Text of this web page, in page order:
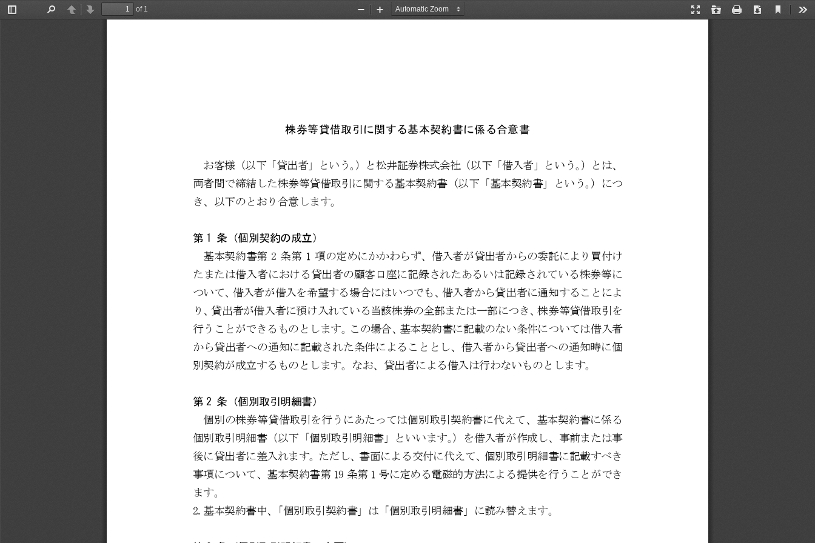
Toggle
PreviousNext
of 1
Presentation
Open Print Download
Current
Zoom
Zoom
株券等貸借取引に関する基本契約書に係る合意書
お客様（以下「貸出者」という。）と 松井証券株式会社（以下「借入者」という。）とは、
両者間で締結した株券等貸借取引に関する基本契約書（以下「基本契約書」という。）につ
き、以下のとおり合意します。
第 1 条（個別契約の成立）
基本契約書第 2 条第 1 項の定めにかかわらず、借入者が貸出者からの委託により買付け
たまたは借入者における貸出者の顧客口座に記録されたあるいは記録されている株券等に
ついて、借入者が借入を希望する場合にはいつでも、借入者から貸出者に通知することによ
り、貸出者が借入者に預け入れている 当該株券の全部または一部につき、株券等貸借取引を
行うことができるものとします。この場合、基本契約書に記載のない条件については借入者
から貸出者への通知に記載された条件によることとし、借入者から貸出者への通知時に個
別契約が成立するものとします。なお、貸出者による借入は行わないものとします。
第 2 条（個別取引明細書）
個別の株券等貸借取引を行うにあたっては個別取引契約書に代えて、基本契約書に係る
個別取引明細書（以下「個別取引明細書」といいます。）を借入者が作成し、事前または事
後に貸出者に差入れます。  ただし、書面による交付に代えて、個別取引明細書に記載すべき
事項について、基本契約書第 19 条第 1 号に定める電磁的方法による提供を行うことができ
ます。
2. 基本契約書中、「個別取引契約書」は「個別取引明細書」に読み替え ます。